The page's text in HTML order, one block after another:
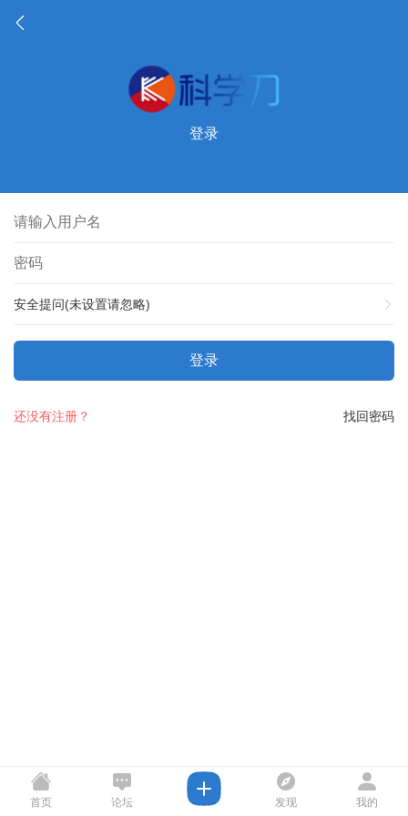
登录
安全提问(未设置请忽略)
登录
找回密码
还没有注册？
首页 论坛 发现 我的